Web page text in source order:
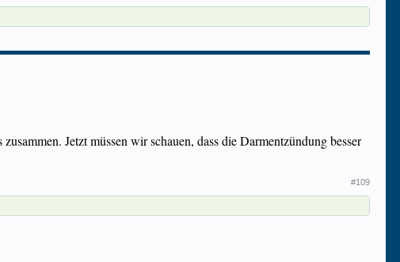
Jetzt müssen wir schauen, dass die Darmentzündung besser
#109